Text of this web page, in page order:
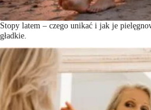
Stopy latem – czego unikać i jak je
gładkie.